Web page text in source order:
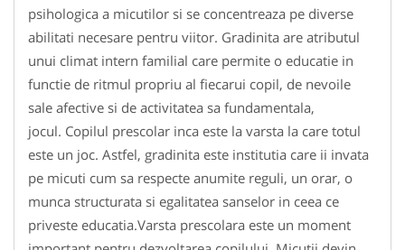
psihologica a micutilor si se concentreaza pe diverse
abilitati necesare pentru viitor. Gradinita are atributul
unui climat intern familial care permite o educatie in
functie de ritmul propriu al fiecarui copil, de nevoile
sale afective si de activitatea sa fundamentala,
jocul. Copilul prescolar inca este la varsta la care totul
este un joc. Astfel, gradinita este institutia care ii invata
pe micuti cum sa respecte anumite reguli, un orar, o
munca structurata si egalitatea sanselor in ceea ce
priveste educatia.Varsta prescolara este un moment